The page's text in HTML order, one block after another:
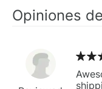
Opiniones